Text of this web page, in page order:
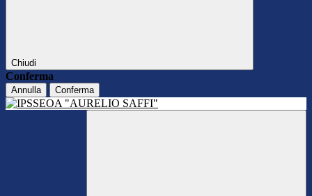
Chiudi
Conferma
Annulla Conferma